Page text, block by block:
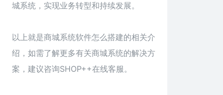
城系统，实现业务转型和持续发展。
以上就是商城系统软件怎么搭建的相关介
绍，如需了解更多有关商城系统的解决方
案，建议咨询SHOP++在线客服。